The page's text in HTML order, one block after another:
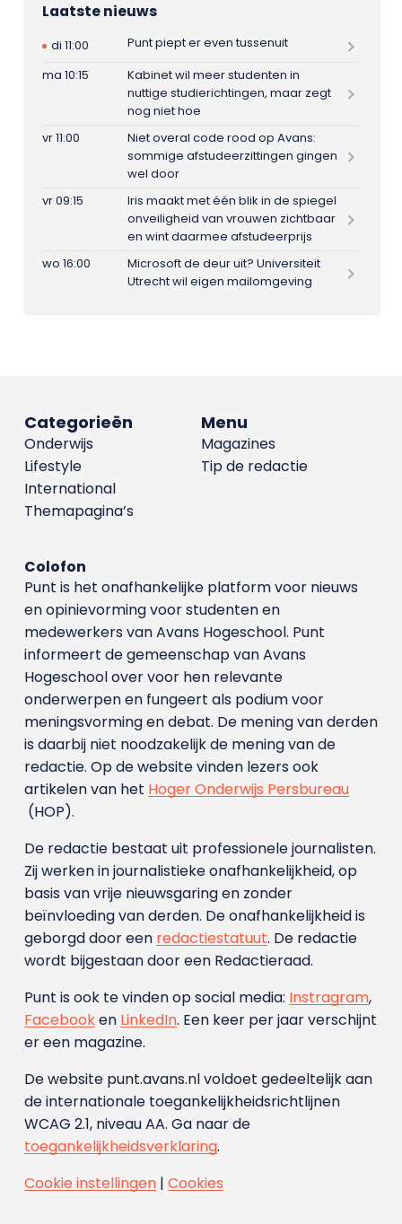
Laatste nieuws
di 11:00
Punt piept er even tussenuit
ma 10:15
Kabinet wil meer studenten in
nuttige studierichtingen, maar zegt
nog niet hoe
vr 11:00
Niet overal code rood op Avans:
sommige afstudeerzittingen gingen
wel door
vr 09:15
Iris maakt met één blik in de spiegel
onveiligheid van vrouwen zichtbaar
en wint daarmee afstudeerprijs
wo 16:00
Microsoft de deur uit? Universiteit
Utrecht wil eigen mailomgeving
Menu
Magazines
Tip de redactie
Categorieën
Onderwijs
Lifestyle
International
Themapagina’s
Colofon
Punt is het onafhankelijke platform voor nieuws
en opinievorming voor studenten en
medewerkers van Avans Hoge­school. Punt
informeert de gemeenschap van Avans
Hogeschool over voor hen relevante
onderwerpen en fungeert als podium voor
meningsvorming en debat. De mening van derden
is daarbij niet noodzakelijk de mening van de
redactie. Op de website vinden lezers ook
artikelen van het Hoger Onderwijs Persbureau
(HOP).
De redactie bestaat uit professionele journalisten.
Zij werken in journalistieke onafhankelijkheid, op
basis van vrije nieuwsgaring en zonder
beïnvloeding van derden. De onafhankelijkheid is
geborgd door een redactiestatuut. De redactie
wordt bijgestaan door een Redactieraad.
Punt is ook te vinden op social media: Instragram,
Facebooken LinkedIn. Een keer per jaar verschijnt
er een magazine.
De website punt.avans.nl voldoet gedeeltelijk aan
de internationale toegankelijkheidsrichtlijnen
WCAG 2.1, niveau AA. Ga naar de
toegankelijkheidsverklaring.
Cookie instellingen| Cookies